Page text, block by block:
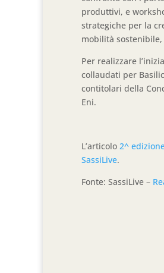
produttivi, e
strategiche per la
mobilità
Per realizzare
collaudati per
contitolari della
Eni.
L’articolo 2^
SassiLive.
Fonte: SassiLive –